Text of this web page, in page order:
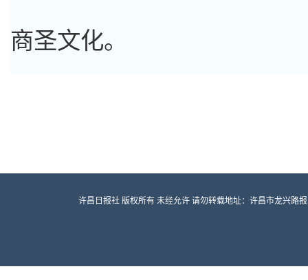
商圣文化。
许昌日报社 版权所有 未经允许 请勿转载地址：许昌市龙兴路